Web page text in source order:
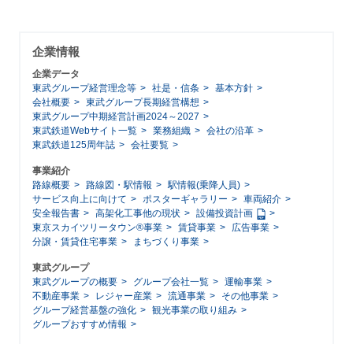
企業情報
企業データ
東武グループ経営理念等
社是・信条
基本方針
会社概要
東武グループ長期経営構想
東武グループ中期経営計画2024～2027
東武鉄道Webサイト一覧
業務組織
会社の沿革
東武鉄道125周年誌
会社要覧
事業紹介
路線概要
路線図・駅情報
駅情報(乗降人員)
サービス向上に向けて
ポスターギャラリー
車両紹介
安全報告書
高架化工事他の現状
設備投資計画
東京スカイツリータウン®事業
賃貸事業
広告事業
分譲・賃貸住宅事業
まちづくり事業
東武グループ
東武グループの概要
グループ会社一覧
運輸事業
不動産事業
レジャー産業 流通事業
その他事業
グループ経営基盤の強化
観光事業の取り組み
グループおすすめ情報